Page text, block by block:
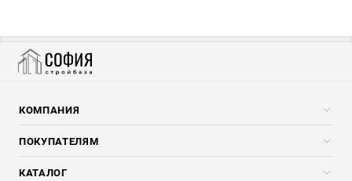
КОМПАНИЯ
Компания
Услуги
ПОКУПАТЕЛЯМ
Скидки стройкомпаниям
КАТАЛОГ